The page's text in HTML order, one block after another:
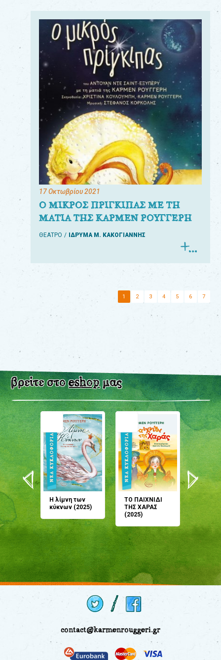
17 Οκτωβρίου 2021
Ο ΜΙΚΡΟΣ ΠΡΙΓΚΙΠΑΣ ΜΕ ΤΗ
ΜΑΤΙΑ ΤΗΣ ΚΑΡΜΕΝ ΡΟΥΓΓΕΡΗ
ΘΕΑΤΡΟ ΙΔΡΥΜΑ Μ. ΚΑΚΟΓΙΑΝΝΗΣ
1 2 3 4 5 6 7
βρείτε στοeshopμας
Η λίμνη των
κύκνων (2025)
ΤΟ ΠΑΙΧΝΙΔΙ
ΤΗΣ ΧΑΡΑΣ
(2025)
μου;
(2024)
contact@karmenrouggeri.gr